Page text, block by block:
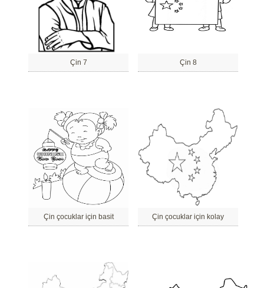
Çin 7 Çin 8
Çin çocuklar için basit Çin çocuklar için kolay